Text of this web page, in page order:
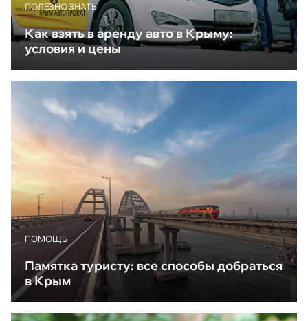
ПОЛЕЗНО ЗНАТЬ
Как взять в аренду авто в Крыму:
условия и цены
ПОМОЩЬ
Памятка туристу: все способы добраться
в Крым